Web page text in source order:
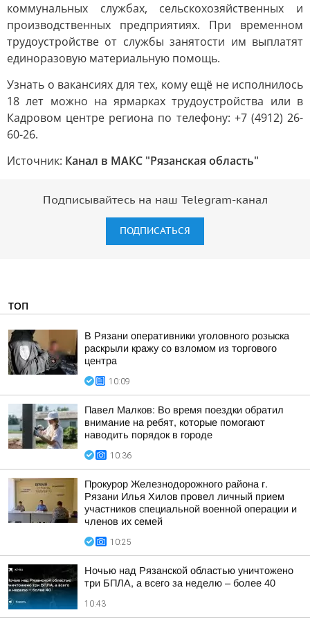
коммунальных службах, сельскохозяйственных и
производственных предприятиях. При временном
трудоустройстве от службы занятости им выплатят
единоразовую материальную помощь.
Узнать о вакансиях для тех, кому ещё не исполнилось
18 лет можно на ярмарках трудоустройства или в
Кадровом центре региона по телефону: +7 (4912) 26-
60-26.
Источник: Канал в МАКС "Рязанская область"
Подписывайтесь на наш Telegram-канал
ПОДПИСАТЬСЯ
ТОП
В Рязани оперативники уголовного розыска
раскрыли кражу со взломом из торгового
центра
10:09
Павел Малков: Во время поездки обратил
внимание на ребят, которые помогают
наводить порядок в городе
10:36
Прокурор Железнодорожного района г.
Рязани Илья Хилов провел личный прием
участников специальной военной операции и
членов их семей
10:25
Ночью над Рязанской областью уничтожено
три БПЛА, а всего за неделю – более 40
10:43